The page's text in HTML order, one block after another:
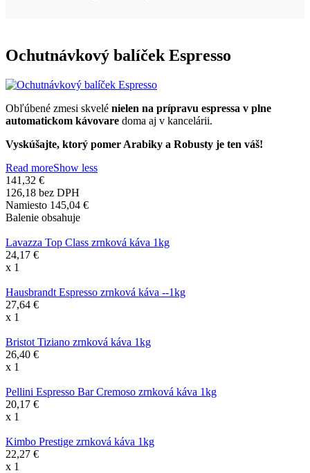
Ochutnávkový balíček Espresso
Obľúbené zmesi skvelé nielen na prípravu espressa v plne
automatickom kávovare doma aj v kancelárii.
Vyskúšajte, ktorý pomer Arabiky a Robusty je ten váš!
Read moreShow less
141,32 €
126,18 bez DPH
Namiesto 145,04 €
Balenie obsahuje
Lavazza Top Class zrnková káva 1kg
24,17 €
x 1
Hausbrandt Espresso zrnková káva --1kg
27,64 €
x 1
Bristot Tiziano zrnková káva 1kg
26,40 €
x 1
Pellini Espresso Bar Cremoso zrnková káva 1kg
20,17 €
x 1
Kimbo Prestige zrnková káva 1kg
22,27 €
x 1